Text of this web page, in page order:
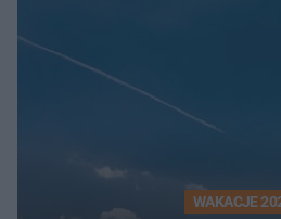
WAKACJE